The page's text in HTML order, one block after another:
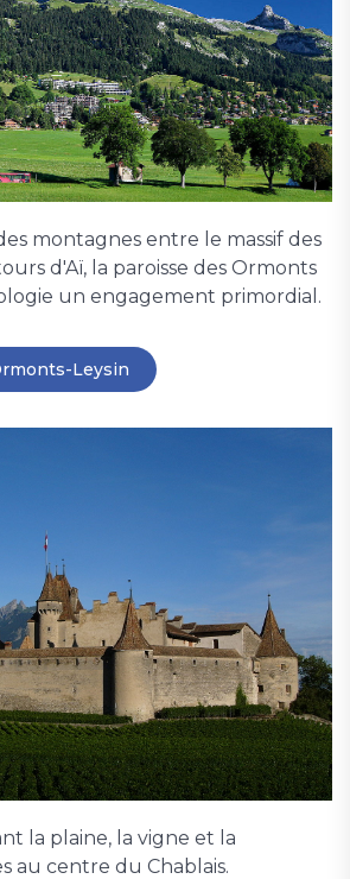
montagnes entre le massif des
d'Aï, la paroisse des Ormonts
un engagement primordial.
Leysin
la plaine, la vigne et la
au centre du Chablais.